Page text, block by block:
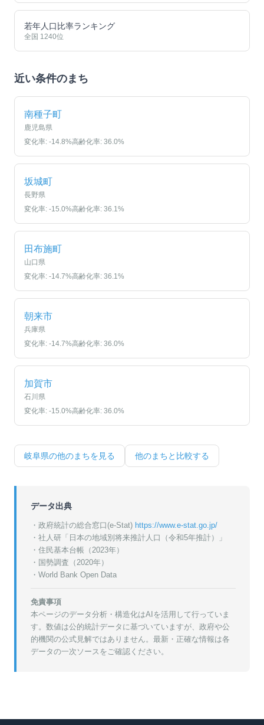
若年人口比率ランキング
全国 1240位
近い条件のまち
南種子町
鹿児島県
変化率: -14.8%高齢化率: 36.0%
坂城町
長野県
変化率: -15.0%高齢化率: 36.1%
田布施町
山口県
変化率: -14.7%高齢化率: 36.1%
朝来市
兵庫県
変化率: -14.7%高齢化率: 36.0%
加賀市
石川県
変化率: -15.0%高齢化率: 36.0%
岐阜県の他のまちを見る 他のまちと比較する
データ出典
・政府統計の総合窓口(e-Stat) https://www.e-stat.go.jp/
・ 社人研「日本の地域別将来推計人口（令和5年推計）」
・ 住民基本台帳（2023年）
・ 国勢調査（2020年）
・World Bank Open Data
免責事項
本ページのデータ分析・構造化はAIを活用して行っていま
す。数値は公的統計データに基づいていますが、政府や公
的機関の公式見解ではありません。最新・正確な情報は各
データの一次ソースをご確認ください。